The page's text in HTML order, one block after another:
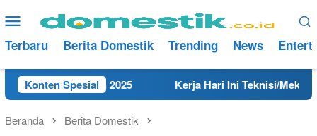
ke
konten
Menu
Mobile
Terbaru Berita Domestik Trending News
Konten Spesial
Tahun 2025 Kerja Hari Ini Teknisi/Mekanik
Beranda Berita Domestik